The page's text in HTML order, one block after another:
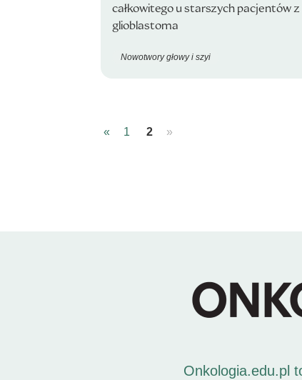
całkowitego u starszych pacjentów z
glioblastoma
Nowotwory głowy i szyi
« 1 2 »
Onkologia.edu.pl